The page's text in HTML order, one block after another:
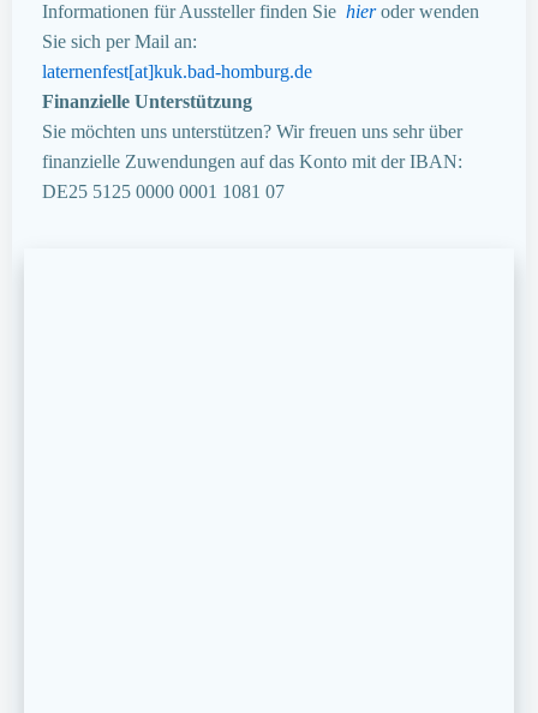
Informationen für Aussteller finden Sie hieroder wenden
Sie sich per Mail an:
laternenfest[at]kuk.bad-homburg.de
Finanzielle Unterstützung
Sie möchten uns unterstützen? Wir freuen uns sehr über
finanzielle Zuwendungen auf das Konto mit der IBAN:
DE25 5125 0000 0001 1081 07